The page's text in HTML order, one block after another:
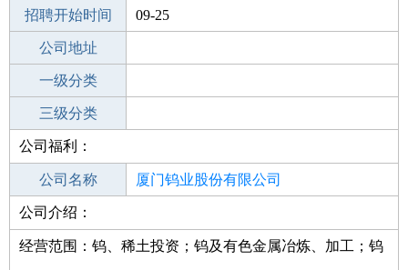
公司电话
招聘开始时间 09-25
招聘结束时间
公司地址
一级分类
二级分类
三级分类
其他行业
互联网/电子商务/批发/零售/贸易/进出口
公司福利：
公司名称 厦门钨业股份有限公司
公司类型
公司介绍：
经营范围：钨、稀土投资；钨及有色金属冶炼、加工；钨